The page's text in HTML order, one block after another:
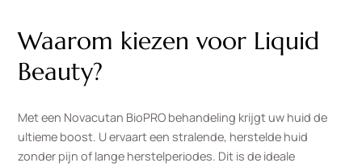
Waarom kiezen voor Liquid
Beauty?
Met een Novacutan BioPRO behandeling krijgt uw huid de
ultieme boost. U ervaart een stralende, herstelde huid
zonder pijn of lange herstelperiodes. Dit is de ideale